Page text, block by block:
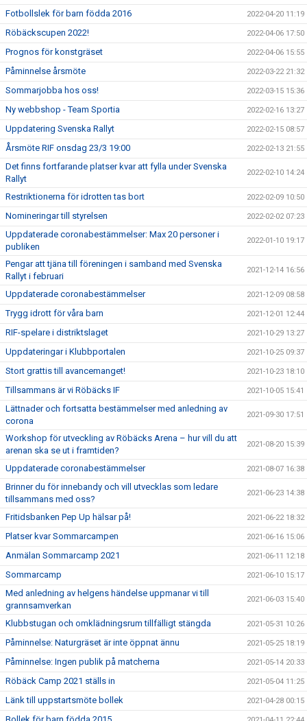
Fotbollslek för barn födda 2016 2022-04-20 11:19
Röbäckscupen 2022! 2022-04-06 17:50
Prognos för konstgräset 2022-04-06 15:55
Påminnelse årsmöte 2022-03-22 21:32
Sommarjobba hos oss! 2022-03-15 15:36
Ny webbshop - Team Sportia 2022-02-16 13:27
Uppdatering Svenska Rallyt 2022-02-15 08:57
Årsmöte RIF onsdag 23/3 19:00 2022-02-13 21:55
Det finns fortfarande platser kvar att fylla under Svenska
Rallyt
2022-02-10 14:24
Restriktionerna för idrotten tas bort 2022-02-09 10:50
Nomineringar till styrelsen 2022-02-02 07:23
Uppdaterade coronabestämmelser: Max 20 personer i
publiken
2022-01-10 19:17
Pengar att tjäna till föreningen i samband med Svenska
Rallyt i februari
2021-12-14 16:56
Uppdaterade coronabestämmelser 2021-12-09 08:58
Trygg idrott för våra barn 2021-12-01 12:44
RIF-spelare i distriktslaget 2021-10-29 13:27
Uppdateringar i Klubbportalen 2021-10-25 09:37
Stort grattis till avancemanget! 2021-10-23 18:10
Tillsammans är vi Röbäcks IF 2021-10-05 15:41
Lättnader och fortsatta bestämmelser med anledning av
corona
2021-09-30 17:51
Workshop för utveckling av Röbäcks Arena – hur vill du att
arenan ska se ut i framtiden?
2021-08-20 15:39
Uppdaterade coronabestämmelser 2021-08-07 16:38
Brinner du för innebandy och vill utvecklas som ledare
tillsammans med oss?
2021-06-23 14:38
Fritidsbanken Pep Up hälsar på! 2021-06-22 18:32
Platser kvar Sommarcampen 2021-06-16 15:06
Anmälan Sommarcamp 2021 2021-06-11 12:18
Sommarcamp 2021-06-10 15:17
Med anledning av helgens händelse uppmanar vi till
grannsamverkan
2021-06-03 15:40
Klubbstugan och omklädningsrum tillfälligt stängda 2021-05-31 10:26
Påminnelse: Naturgräset är inte öppnat ännu 2021-05-25 18:19
Påminnelse: Ingen publik på matcherna 2021-05-14 20:33
Röbäck Camp 2021 ställs in 2021-05-04 11:25
Länk till uppstartsmöte bollek 2021-04-28 00:15